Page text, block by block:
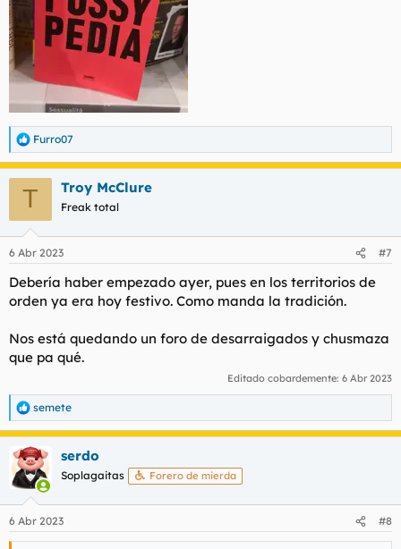
R
e
a
e
:
Furro07
T Troy McClure
Freak total
6 Abr 2023 #7
Debería haber empezado ayer, pues en los territorios de
orden ya era hoy festivo. Como manda la tradición.
Nos está quedando un foro de desarraigados y chusmaza
que pa qué.
Editado cobardemente: 6 Abr 2023
R
e
a
c
c
i
e
s
semete
serdo
Soplagaitas Forero de mierda
6 Abr 2023 #8